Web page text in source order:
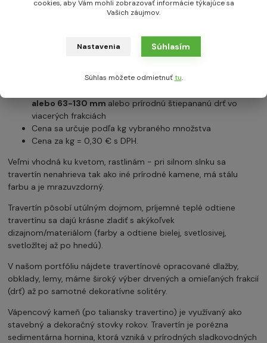
Travertín je nadčasový a obľúbený prírodný kameň - slúži
prírodný, opracovaný omieľaním
alebo 63-130 mm alebo prírodnú štiepananú drť vo
viacerých frakciách
Cena sa určuje podľa kg vybraného množstva
Cena za kg = 0,30 € s DPH.
Veľmi vhodná ku kvetom, rastlinám - pri silnom slnku sa
travertín nenahrieva tak ako iné prírodné kamene, má stálu
farbu a je mrazuvzdorný.
Travertín pôsobí utúlným dojmom, príjemné teplé odtiene
travertínu sa dajú krásne zladiť s akýkoľvek
dizajnom/materiálom (farby a odtiene bielej, svetlosivej,
svetložltej až po hnedú).
V našom portfóliu nájdete travertínové opracované dlažby,
obklady, lemy, máme široký výber drvených a omieľaných frakcií
(drť) až po samotné dekoratívne solitéry.
Vápencový kameň (po taliansky travertino) je využívaný ako
stavebný a dekoračný stovky rokov. Travertín je porézna
sedimentárna hornina, ktorá vzniká v prírodných sladkovodných
cookies, aby Vám mohli zobrazovať informácie týkajúce sa
Vašich záujmov.
Nastavenia Súhlasím
Súhlas môžete odmietnuťtu.